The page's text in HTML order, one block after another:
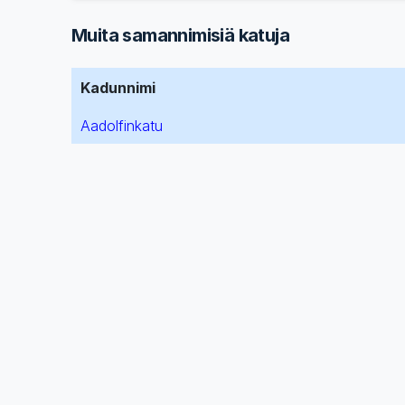
Muita samannimisiä katuja
Kadunnimi
Aadolfinkatu